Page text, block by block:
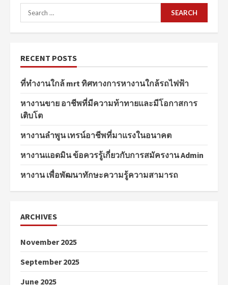
Search
for:
RECENT POSTS
ที่ทำงานใกล้ mrt ทิศทางการหางานใกล้รถไฟฟ้า
หางานขาย อาชีพที่มีความท้าทายและมีโอกาสการ
เติบโต
หางานลำพูน เทรน์อาชีพที่มาแรงในอนาคต
หางานแอดมิน ข้อควรรู้เกี่ยวกับการสมัครงาน Admin
หางาน เพื่อพัฒนาทักษะความรู้ความสามารถ
ARCHIVES
November 2025
September 2025
June 2025